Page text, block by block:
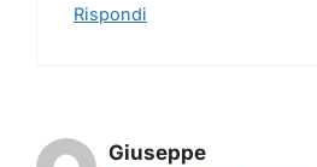
Rispondi
Giuseppe